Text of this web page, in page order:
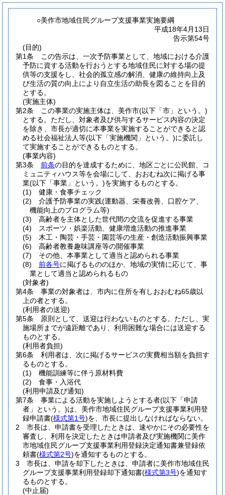
○美作市地域住民グループ支援事業実施要綱
平成18年4月13日
告示第54号
(目的)
第1条
この告示は、一次予防事業として、地域における介護
予防に資する活動を行おうとする地域住民に対する場の提
供等の支援をし、社会的孤立感の解消、健康の維持向上及
び生活の質の向上により自立生活の助長を図ることを目的
とする。
(実施主体)
第2条
この事業の実施主体は、美作市(以下「市」という。)
とする。 ただし、対象者及び供与するサービス内容の決定
を除き、市長が適切に本事業を実施することができると認
める社会福祉法人等(以下「実施機関」という。)に委託し
て実施することができるものとする。
(事業内容)
第3条
前条の目的を達成するために、地区ごとに公民館、コ
ミュニティハウス等を会場にして、おおむね次に掲げる事
業(以下「事業」という。)を実施するものとする。
(1)
健康・食事チェック
(2)
介護予防事業の実践(運動器、栄養改善、口腔ケア、
機能向上のプログラム等)
(3)
高齢者を主体とした世代間の交流を促進する事業
(4)
スポーツ・娯楽活動、健康増進活動の推進事業
(5)
木工・陶芸・手芸・園芸等の生産・創造活動振興事業
(6)
高齢者教養趣味講座等の開催事業
(7)
その他、本事業として適当と認められる事業
(8)
前各号に掲げるもののほか、地域の実情に応じて、事
業として適当と認められるもの
(対象者)
第4条
事業の対象者は、市内に住所を有しおおむね65歳以
上の者とする。
(利用者の送迎)
第5条
原則として、送迎は行わないものとする。 ただし、実
施場所までが遠距離であり、利用困難な場合には送迎する
ものとする。
(利用者負担)
第6条
利用者は、次に掲げるサービスの実費相当額を負担す
るものとする。
(1)
機能訓練等に伴う原材料費
(2)
食事・入浴代
(利用申請及び通知)
第7条
事業による活動を実施しようとする者(以下「申請
者」という。)は、美作市地域住民グループ支援事業利用登
録申請書(様式第1号)を、市長に提出しなければならない。
2
市長は、申請書を受理したときは、速やかにその必要性を
審査し、利用を決定したときは申請者及び実施機関に美作
市地域住民グループ支援事業利用登録決定通知書兼登録依
頼書(様式第2号)を通知するものとする。
3
市長は、申請を却下したときは、申請者に美作市地域住民
グループ支援事業利用登録却下通知書(様式第3号)を通知す
るものとする。
(中止届)